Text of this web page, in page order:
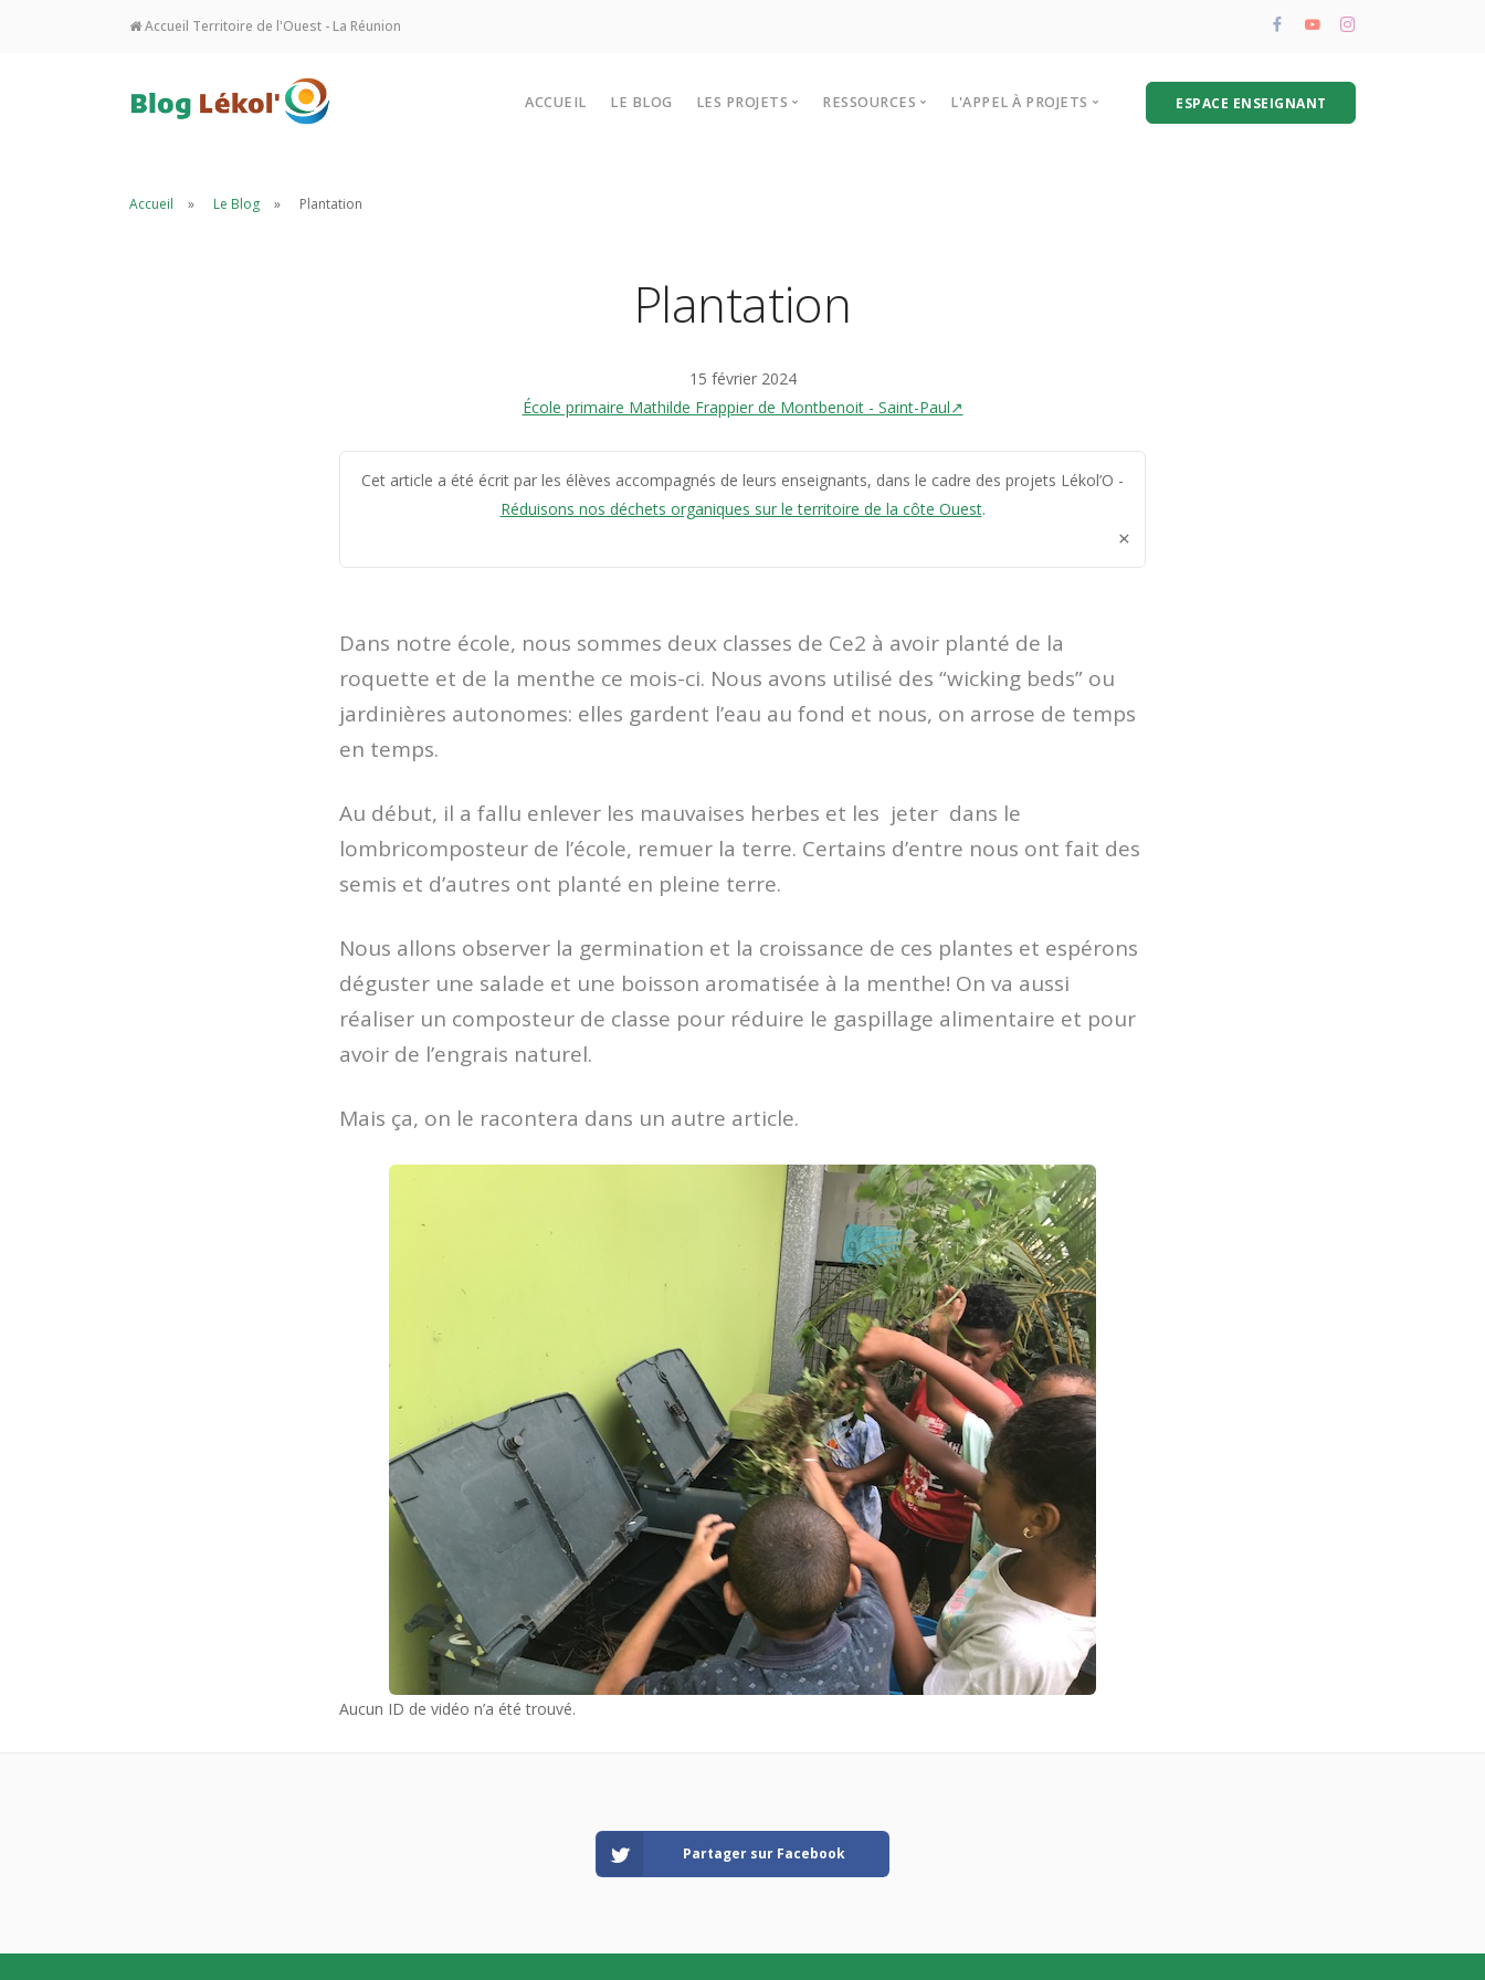
Accueil Territoire de l'Ouest - La Réunion
ACCUEIL LE BLOG LES PROJETS RESSOURCES L'APPEL À PROJETS ESPACE ENSEIGNANT
Accueil Le Blog Plantation
Plantation
15 février 2024
École primaire Mathilde Frappier de Montbenoit - Saint-Paul↗
Cet article a été écrit par les élèves accompagnés de leurs enseignants, dans le cadre des projets Lékol’O -
Réduisons nos déchets organiques sur le territoire de la côte Ouest.
×
Dans notre école, nous sommes deux classes de Ce2 à avoir planté de la
roquette et de la menthe ce mois-ci. Nous avons utilisé des “wicking beds” ou
jardinières autonomes: elles gardent l’eau au fond et nous, on arrose de temps
en temps.
Au début, il a fallu enlever les mauvaises herbes et les jeter dans le
lombricomposteur de l’école, remuer la terre. Certains d’entre nous ont fait des
semis et d’autres ont planté en pleine terre.
Nous allons observer la germination et la croissance de ces plantes et espérons
déguster une salade et une boisson aromatisée à la menthe! On va aussi
réaliser un composteur de classe pour réduire le gaspillage alimentaire et pour
avoir de l’engrais naturel.
Mais ça, on le racontera dans un autre article.
Aucun ID de vidéo n’a été trouvé.
Partager sur Facebook